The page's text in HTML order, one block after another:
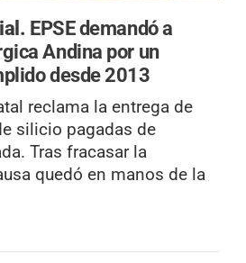
EPSE demandó a
Andina por un
desde 2013
reclama la entrega de
silicio pagadas de
Tras fracasar la
quedó en manos de la